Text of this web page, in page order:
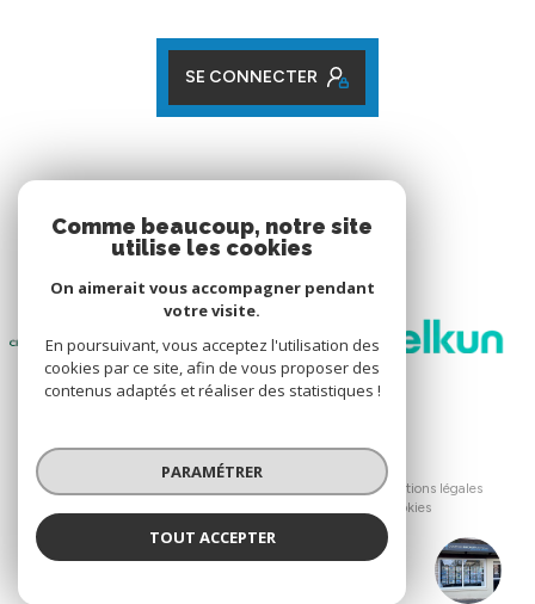
SE CONNECTER
Nos partenaires
© 2026 | Tous droits réservés
Mentions légales
Cookies
Comme beaucoup, notre site
utilise les cookies
On aimerait vous accompagner pendant
votre visite.
En poursuivant, vous acceptez l'utilisation des
cookies par ce site, afin de vous proposer des
contenus adaptés et réaliser des statistiques !
PARAMÉTRER
TOUT ACCEPTER